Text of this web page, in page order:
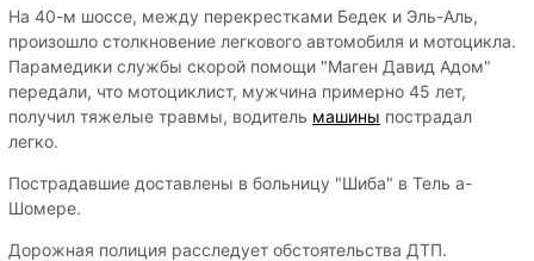
На 40-м шоссе, между перекрестками Бедек и Эль-Аль,
произошло столкновение легкового автомобиля и мотоцикла.
Парамедики службы скорой помощи "Маген Давид Адом"
передали, что мотоциклист, мужчина примерно 45 лет,
получил тяжелые травмы, водитель машины пострадал
легко.
Пострадавшие доставлены в больницу "Шиба" в Тель а-
Шомере.
Дорожная полиция расследует обстоятельства ДТП.